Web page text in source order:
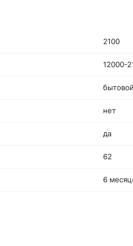
2100
12000-
бытовой
нет
да
62
6